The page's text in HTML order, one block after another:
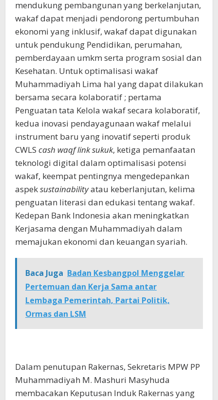
mendukung pembangunan yang berkelanjutan,
wakaf dapat menjadi pendorong pertumbuhan
ekonomi yang inklusif, wakaf dapat digunakan
untuk pendukung Pendidikan, perumahan,
pemberdayaan umkm serta program sosial dan
Kesehatan. Untuk optimalisasi wakaf
Muhammadiyah Lima hal yang dapat dilakukan
bersama secara kolaboratif ; pertama
Penguatan tata Kelola wakaf secara kolaboratif,
kedua inovasi pendayagunaan wakaf melalui
instrument baru yang inovatif seperti produk
CWLS cash waqf link sukuk, ketiga pemanfaatan
teknologi digital dalam optimalisasi potensi
wakaf, keempat pentingnya mengedepankan
aspeksustainabilityatau keberlanjutan, kelima
penguatan literasi dan edukasi tentang wakaf.
Kedepan Bank Indonesia akan meningkatkan
Kerjasama dengan Muhammadiyah dalam
memajukan ekonomi dan keuangan syariah.
Baca Juga Badan Kesbangpol Menggelar
Pertemuan dan Kerja Sama antar
Lembaga Pemerintah, Partai Politik,
Ormas dan LSM
Dalam penutupan Rakernas, Sekretaris MPW PP
Muhammadiyah M. Mashuri Masyhuda
membacakan Keputusan Induk Rakernas yang